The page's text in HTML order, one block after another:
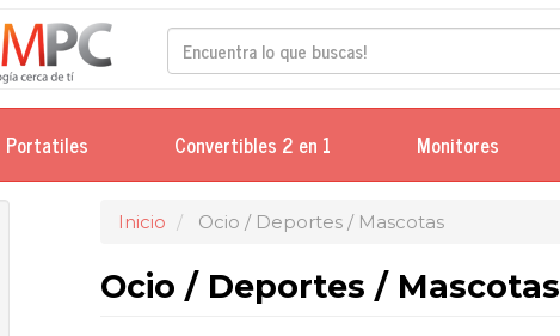
Portatiles Convertibles 2 en 1 Monitores
Inicio Ocio / Deportes / Mascotas
Ocio / Deportes / Mascotas